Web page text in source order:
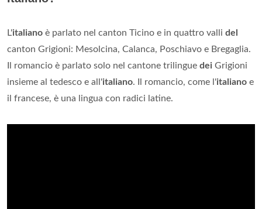
L'italiano è parlato nel canton Ticino e in quattro valli del
canton Grigioni: Mesolcina, Calanca, Poschiavo e Bregaglia.
Il romancio è parlato solo nel cantone trilingue dei Grigioni
insieme al tedesco e all'italiano. Il romancio, come l'italiano e
il francese, è una lingua con radici latine.